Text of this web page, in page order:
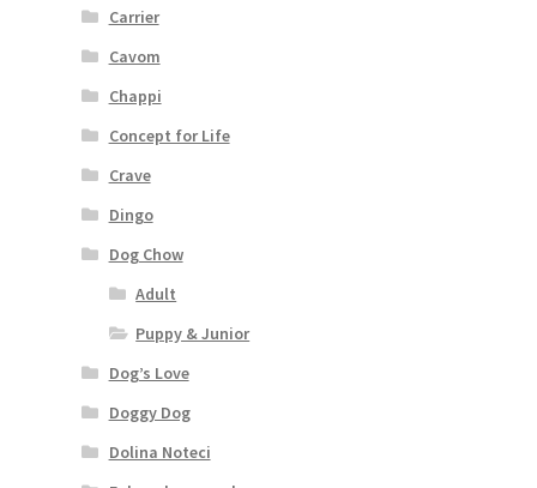
Carrier
Cavom
Chappi
Concept for Life
Crave
Dingo
Dog Chow
Adult
Puppy & Junior
Dog’s Love
Doggy Dog
Dolina Noteci